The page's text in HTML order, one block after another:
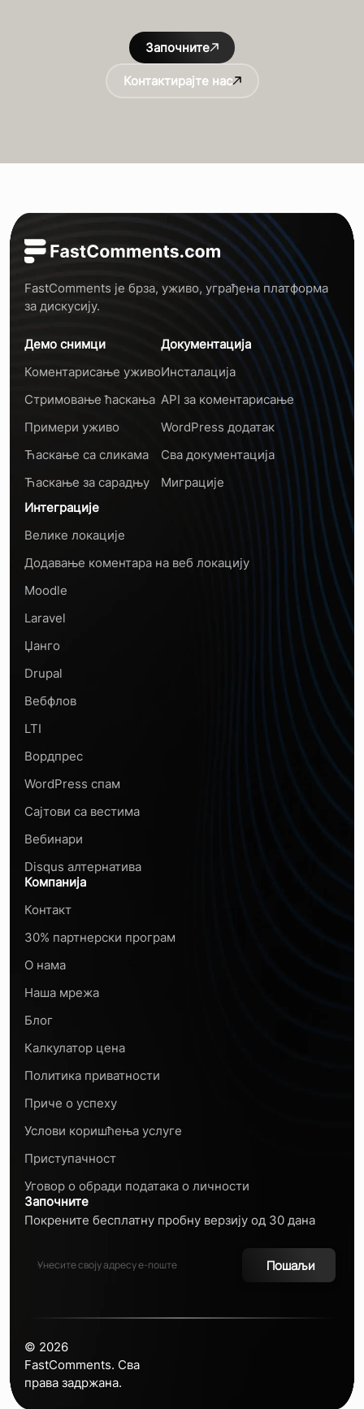
Започните
Контактирајте нас
FastComments је брза, уживо, уграђена платформа
за дискусију.
Демо снимци
Коментарисање уживо
Стримовање ћаскања
Примери уживо
Ћаскање са сликама
Ћаскање за сарадњу
Документација
Инсталација
API за коментарисање
WordPress додатак
Сва документација
Миграције
Интеграције
Велике локације
Додавање коментара на веб локацију
Moodle
Laravel
Џанго
Drupal
Вебфлов
LTI
Вордпрес
WordPress спам
Сајтови са вестима
Вебинари
Disqus алтернатива
Компанија
Контакт
30% партнерски програм
О нама
Наша мрежа
Блог
Калкулатор цена
Политика приватности
Приче о успеху
Услови коришћења услуге
Приступачност
Уговор о обради података о личности
Започните
Покрените бесплатну пробну верзију од 30 дана
Пошаљи
© 2026
FastComments. Сва
права задржана.